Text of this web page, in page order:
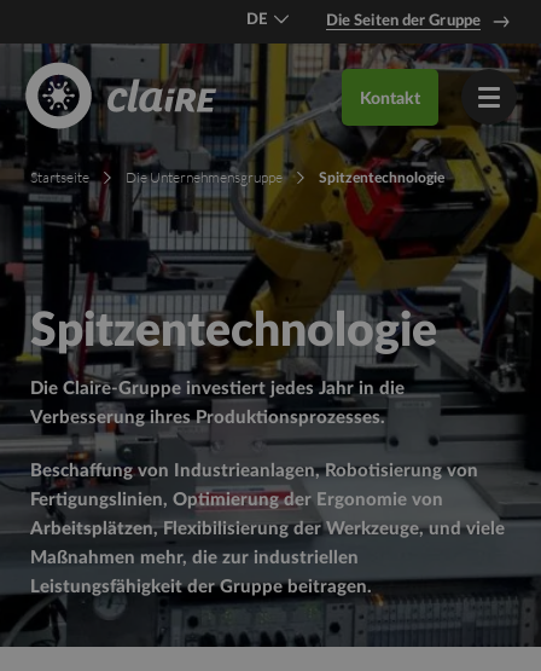
DE
EN
FR
Die Seiten der Gruppe
Kontakt
Startseite Die Unternehmensgruppe Spitzentechnologie
Spitzentechnologie
Die Claire-Gruppe investiert jedes Jahr in die
Verbesserung ihres Produktionsprozesses.
Beschaffung von Industrieanlagen, Robotisierung von
Fertigungslinien, Optimierung der Ergonomie von
Arbeitsplätzen, Flexibilisierung der Werkzeuge, und viele
Maßnahmen mehr, die zur industriellen
Leistungsfähigkeit der Gruppe beitragen.